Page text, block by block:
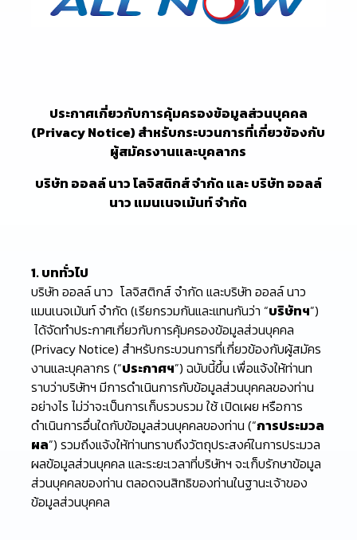
ประกาศเกี่ยวกับการคุ้มครองข้อมูลส่วนบุคคล
(Privacy Notice) สำหรับกระบวนการที่เกี่ยวข้องกับ
ผู้สมัครงานและบุคลากร
บริษัท ออลล์ นาว โลจิสติกส์ จำกัด และ บริษัท ออลล์
นาว แมนเนจเม้นท์ จำกัด
1. บททั่วไป
บริษัท ออลล์ นาว โลจิสติกส์ จำกัด และบริษัท ออลล์ นาว
แมนเนจเม้นท์ จำกัด (เรียกรวมกันและแทนกันว่า “บริษัทฯ”)
ได้จัดทำประกาศเกี่ยวกับการคุ้มครองข้อมูลส่วนบุคคล
(Privacy Notice) สำหรับกระบวนการที่เกี่ยวข้องกับผู้สมัคร
งานและบุคลากร (“ประกาศฯ”) ฉบับนี้ขึ้น เพื่อแจ้งให้ท่านท
ราบว่าบริษัทฯ มีการดำเนินการกับข้อมูลส่วนบุคคลของท่าน
อย่างไร ไม่ว่าจะเป็นการเก็บรวบรวม ใช้ เปิดเผย หรือการ
ดำเนินการอื่นใดกับข้อมูลส่วนบุคคลของท่าน (“การประมวล
ผล”) รวมถึงแจ้งให้ท่านทราบถึงวัตถุประสงค์ในการประมวล
ผลข้อมูลส่วนบุคคล และระยะเวลาที่บริษัทฯ จะเก็บรักษาข้อมูล
ส่วนบุคคลของท่าน ตลอดจนสิทธิของท่านในฐานะเจ้าของ
ข้อมูลส่วนบุคคล